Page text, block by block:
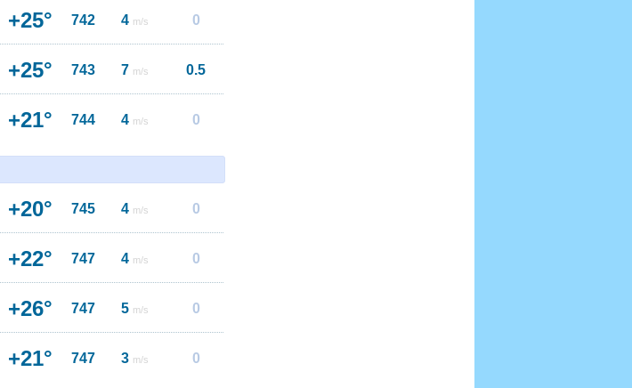
+25° 742 4 m/s 0
+25° 743 7 m/s 0.5
+21° 744 4 m/s 0
+20° 745 4 m/s 0
+22° 747 4 m/s 0
+26° 747 5 m/s 0
+21° 747 3 m/s 0